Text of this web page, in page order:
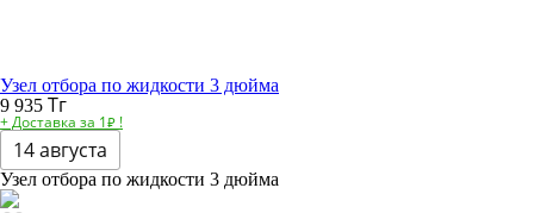
Узел отбора по жидкости 3 дюйма
9 935 Тг
+ Доставка за 1₽ !
14 августа
Узел отбора по жидкости 3 дюйма